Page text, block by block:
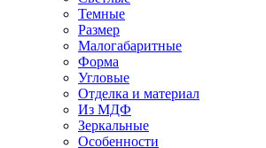
Темные
Размер
Малогабаритные
Форма
Угловые
Отделка и материал
Из МДФ
Зеркальные
Особенности